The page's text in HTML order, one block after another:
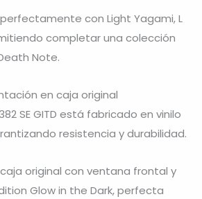
con Light Yagami, L
completar una colección
Note.
en caja original
SE GITD está fabricado en vinilo
resistencia y durabilidad.
original con ventana frontal y
Glow in the Dark, perfecta